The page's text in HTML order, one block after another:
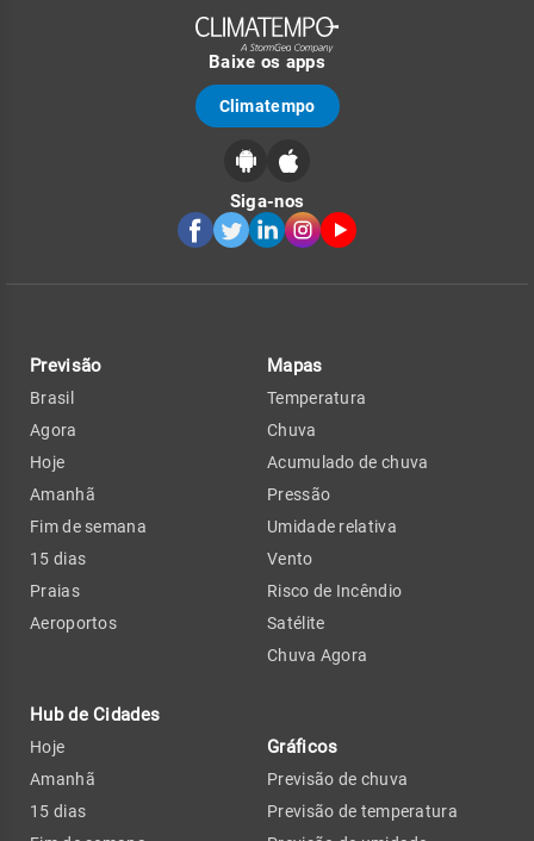
Baixe os apps
Climatempo
Siga-nos
Previsão
Brasil
Agora
Hoje
Amanhã
Fim de semana
15 dias
Praias
Aeroportos
Hub de Cidades
Hoje
Amanhã
15 dias
Mapas
Temperatura
Chuva
Acumulado de chuva
Pressão
Umidade relativa
Vento
Risco de Incêndio
Satélite
Chuva Agora
Gráficos
Previsão de chuva
Previsão de temperatura